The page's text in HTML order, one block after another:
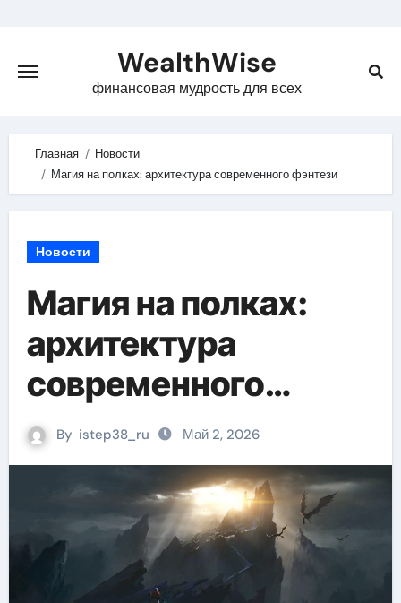
content
WealthWise
финансовая мудрость для всех
Главная
Новости
Магия на полках: архитектура современного фэнтези
Новости
Магия на полках:
архитектура
современного
фэнтези
By istep38_ru Май 2, 2026